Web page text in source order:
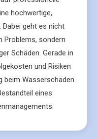
hochwertige,
geht es nicht
Problems, sondern
Schäden. Gerade in
und Risiken
beim Wasserschäden
eines